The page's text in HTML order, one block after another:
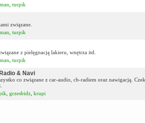
turpik
związane.
turpik
z pielęgnacją lakieru, wnętrza itd.
turpik
& Navi
co związane z car-audio, cb-radiem oraz nawigacją.
grzesbidz krupi